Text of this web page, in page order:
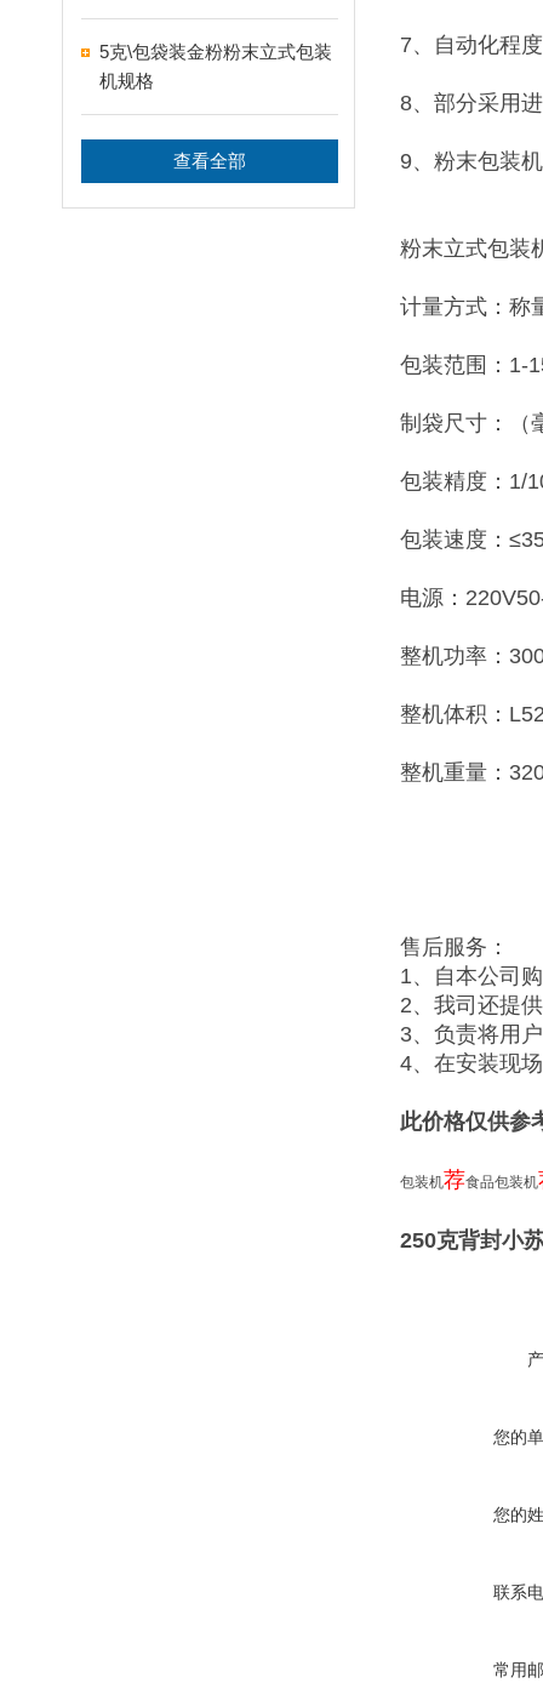
5克\包袋装金粉粉末立式包装
机规格
查看全部
7、自动化程
8、部分采用
9、粉末包装
粉末立式包装
计量方式：称
包装范围：1-
制袋尺寸：（
包装精度：1/
包装速度：
电源：
整机功率：
整机体积：
整机重量：
售后服务：
1、自本公司
2、我司还提
3、负责将用
4、在安装现
此价格仅供参
包装机荐食品包装机
250克背封小
您的
您的
联系
常用